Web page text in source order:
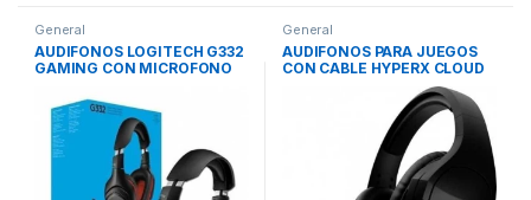
General
AUDIFONOS LOGITECH G332
GAMING CON MICROFONO
DISEÑO GIRATORIO /
CONTROL DE VOLUMEN /
NEGRO
General
AUDIFONOS PARA JUEGOS
CON CABLE HYPERX CLOUD
STINGER NEGRO CON ROJO